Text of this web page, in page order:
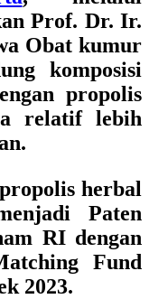
Prof. Dr. Ir.
Obat kumur
komposisi
propolis
relatif lebih
herbal
Paten
RI dengan
Fund
2023.